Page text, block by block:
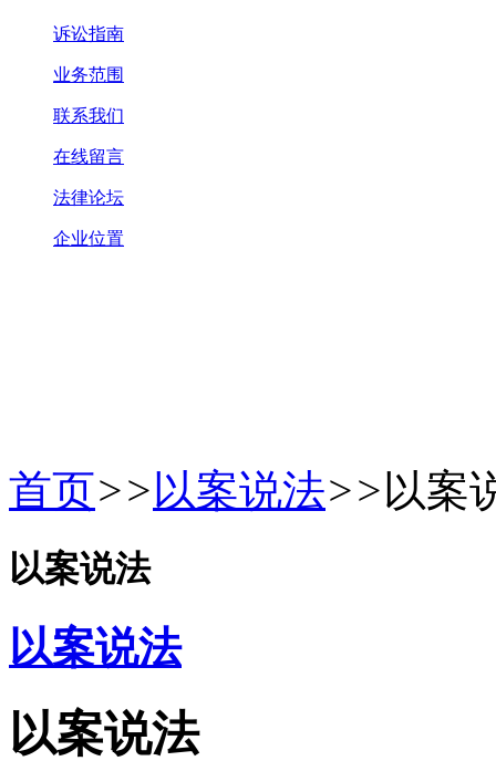
诉讼指南
业务范围
联系我们
在线留言
法律论坛
企业位置
首页>>以案说法>>以案
以案说法
以案说法
以案说法